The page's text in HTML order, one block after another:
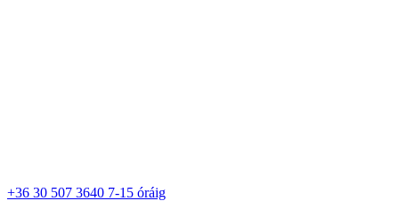
+36 30 507 3640 7-15 óráig